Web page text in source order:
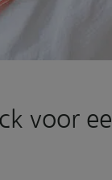
voor